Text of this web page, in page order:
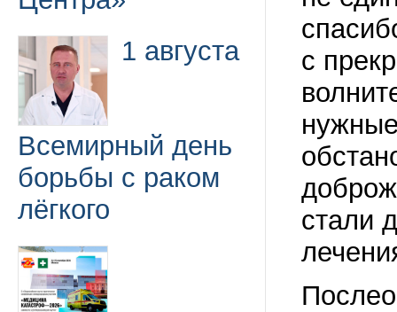
1 августа
Всемирный день
борьбы с раком
лёгкого
с
стали